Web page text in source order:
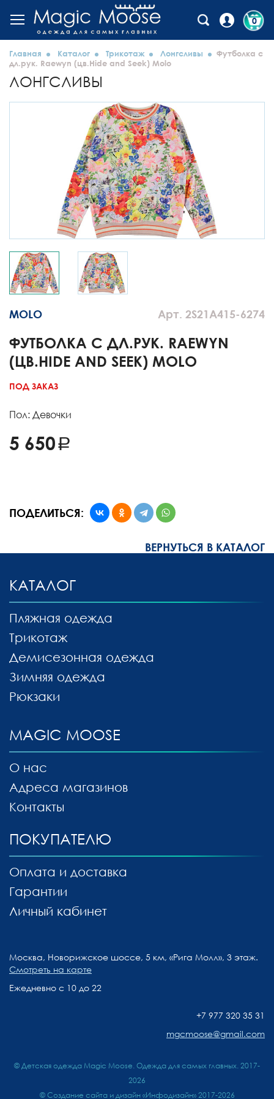
0
Главная Каталог Трикотаж Лонгсливы
Футболка с
дл.рук. Raewyn (цв.Hide and Seek) Molo
ЛОНГСЛИВЫ
Арт. 2S21A415-6274
MOLO
ФУТБОЛКА С ДЛ.РУК. RAEWYN
(ЦВ.HIDE AND SEEK) MOLO
ПОД ЗАКАЗ
Пол: Девочки
5 650
ПОДЕЛИТЬСЯ:
ВЕРНУТЬСЯ В КАТАЛОГ
MAGIC MOOSE
О нас
Адреса магазинов
Контакты
КАТАЛОГ
Пляжная одежда
Трикотаж
Демисезонная одежда
Зимняя одежда
Рюкзаки
ПОКУПАТЕЛЮ
Оплата и доставка
Гарантии
Личный кабинет
Москва, Новорижское шоссе, 5 км, «Рига Молл», 3 этаж.
Смотреть на карте
Ежедневно с 10 до 22
+7 977 320 35 31
mgcmoose@gmail.com
© Детская одежда Magic Moose. Одежда для самых главных. 2017-
2026
© Создание сайта и дизайн «Инфодизайн»2017-2026